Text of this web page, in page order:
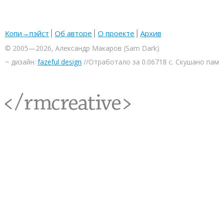
Копи→пэйст Об авторе О проекте Архив
© 2005—2026, Александр Макаров (Sam Dark)
~ дизайн: fazeful design //Отработало за 0.06718 с. Скушано
<rmcreative/>